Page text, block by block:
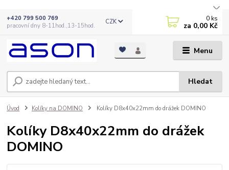
Menu
CZK
Hledat
+420 799 500 769
pracovní dny 8-11hod.,13-15hod.
0 ks
za 0,00 Kč
Úvod Kolíky na DOMINO Kolíky D8x40x22mm do drážek DOMINO
Kolíky D8x40x22mm do drážek
DOMINO